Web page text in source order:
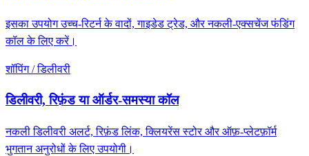
इसका उपयोग उच्च-रिटर्न के वादों, गाइडेड ट्रेड, और नकली-एक्सचेंज फंडिंग
कॉल के लिए करें।
शॉपिंग / डिलीवरी
डिलीवरी, रिफ़ंड या ऑर्डर-समस्या कॉल
नकली डिलीवरी अलर्ट, रिफ़ंड लिंक, क्लियरेंस स्टोर और ऑफ़-प्लेटफ़ॉर्म
भुगतान अनुरोधों के लिए उपयोगी।